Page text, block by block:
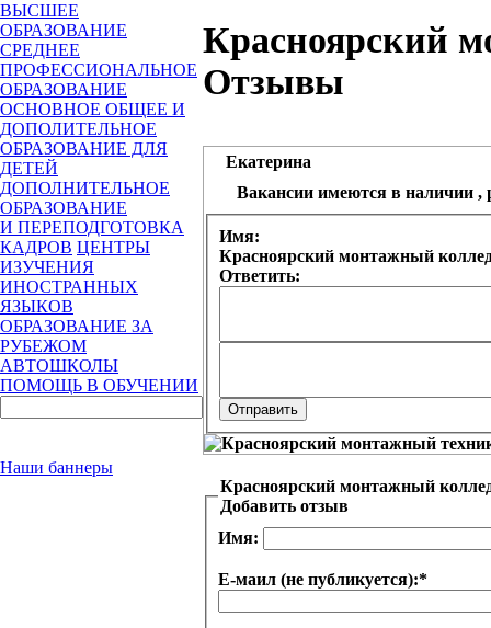
ВЫСШЕЕ
ОБРАЗОВАНИЕ
СРЕДНЕЕ
ПРОФЕССИОНАЛЬНОЕ
ОБРАЗОВАНИЕ
ОСНОВНОЕ ОБЩЕЕ И
ДОПОЛИТЕЛЬНОЕ
ОБРАЗОВАНИЕ ДЛЯ
ДЕТЕЙ
ДОПОЛНИТЕЛЬНОЕ
ОБРАЗОВАНИЕ
И ПЕРЕПОДГОТОВКА
КАДРОВ ЦЕНТРЫ
ИЗУЧЕНИЯ
ИНОСТРАННЫХ
ЯЗЫКОВ
ОБРАЗОВАНИЕ ЗА
РУБЕЖОМ
АВТОШКОЛЫ
ПОМОЩЬ В ОБУЧЕНИИ
Наши баннеры
Красноярский
Отзывы
Екатерина
Вакансии имеются в наличии ,
Имя:
Красноярский монтажный
Ответить:
Красноярский монтажный
Добавить отзыв
Имя:
Е-маил (не публикуется):*